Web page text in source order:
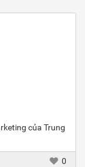
của Trung
0